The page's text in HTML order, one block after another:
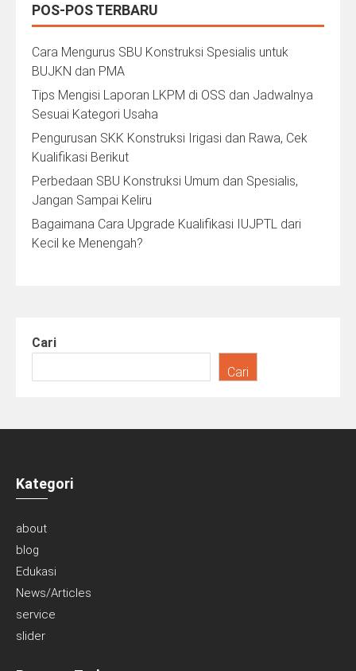
POS-POS TERBARU
Cara Mengurus SBU Konstruksi Spesialis untuk
BUJKN dan PMA
Tips Mengisi Laporan LKPM di OSS dan Jadwalnya
Sesuai Kategori Usaha
Pengurusan SKK Konstruksi Irigasi dan Rawa, Cek
Kualifikasi Berikut
Perbedaan SBU Konstruksi Umum dan Spesialis,
Jangan Sampai Keliru
Bagaimana Cara Upgrade Kualifikasi IUJPTL dari
Kecil ke Menengah?
Cari
Cari
Kategori
about
blog
Edukasi
News/Articles
service
slider